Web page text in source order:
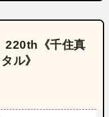
《千住真
ル》